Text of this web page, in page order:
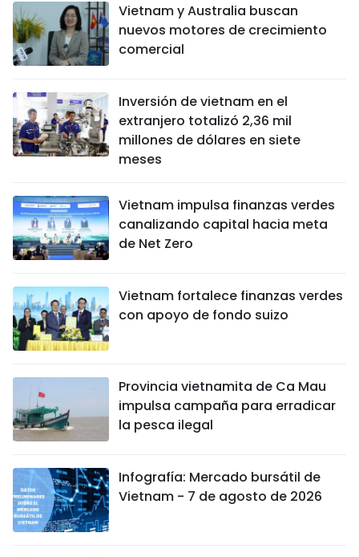
Vietnam y Australia buscan
nuevos motores de crecimiento
comercial
Inversión de vietnam en el
extranjero totalizó 2,36 mil
millones de dólares en siete
meses
Vietnam impulsa finanzas verdes
canalizando capital hacia meta
de Net Zero
Vietnam fortalece finanzas verdes
con apoyo de fondo suizo
Provincia vietnamita de Ca Mau
impulsa campaña para erradicar
la pesca ilegal
Infografía: Mercado bursátil de
Vietnam - 7 de agosto de 2026